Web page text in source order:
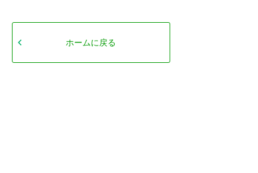
ホームに戻る